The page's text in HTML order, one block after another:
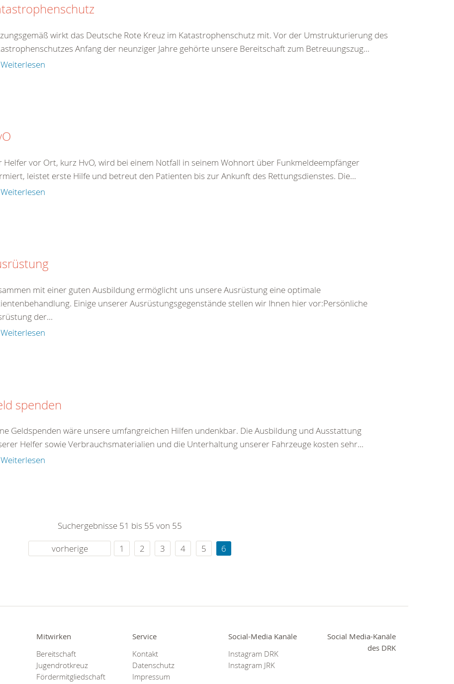
wirkt das Deutsche Rote Kreuz im Katastrophenschutz mit. Vor der Umstrukturierung des
Anfang der neunziger Jahre gehörte unsere Bereitschaft zum Betreuungszug...
Weiterlesen
Helfer vor Ort, kurz HvO, wird bei einem Notfall in seinem Wohnort über Funkmeldeempfänger
leistet erste Hilfe und betreut den Patienten bis zur Ankunft des Rettungsdienstes. Die...
Weiterlesen
mit einer guten Ausbildung ermöglicht uns unsere Ausrüstung eine optimale
Einige unserer Ausrüstungsgegenstände stellen wir Ihnen hier vor:Persönliche
der...
Weiterlesen
spenden
Geldspenden wäre unsere umfangreichen Hilfen undenkbar. Die Ausbildung und Ausstattung
Helfer sowie Verbrauchsmaterialien und die Unterhaltung unserer Fahrzeuge kosten sehr...
Weiterlesen
Suchergebnisse 51 bis 55 von 55
vorherige
1 2 3 4 5 6
Mitwirken
Bereitschaft
Jugendrotkreuz
Fördermitgliedschaft
Service
Kontakt
Datenschutz
Impressum
Social-Media Kanäle
Instagram DRK
Instagram JRK
Social Media-Kanäle
des DRK